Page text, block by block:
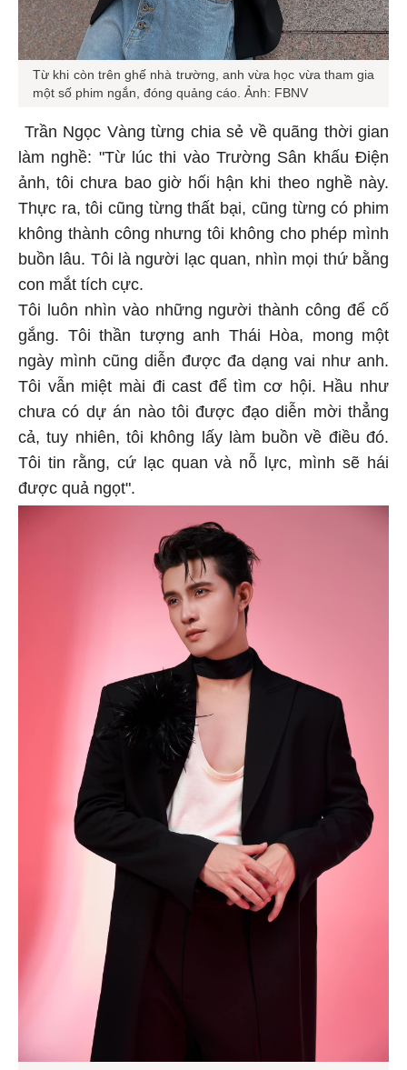
Từ khi còn trên ghế nhà trường, anh vừa học vừa tham gia
một số phim ngắn, đóng quảng cáo. Ảnh: FBNV
Trần Ngọc Vàng từng chia sẻ về quãng thời gian
làm nghề: "Từ lúc thi vào Trường Sân khấu Điện
ảnh, tôi chưa bao giờ hối hận khi theo nghề này.
Thực ra, tôi cũng từng thất bại, cũng từng có phim
không thành công nhưng tôi không cho phép mình
buồn lâu. Tôi là người lạc quan, nhìn mọi thứ bằng
con mắt tích cực.
Tôi luôn nhìn vào những người thành công để cố
gắng. Tôi thần tượng anh Thái Hòa, mong một
ngày mình cũng diễn được đa dạng vai như anh.
Tôi vẫn miệt mài đi cast để tìm cơ hội. Hầu như
chưa có dự án nào tôi được đạo diễn mời thẳng
cả, tuy nhiên, tôi không lấy làm buồn về điều đó.
Tôi tin rằng, cứ lạc quan và nỗ lực, mình sẽ hái
được quả ngọt".